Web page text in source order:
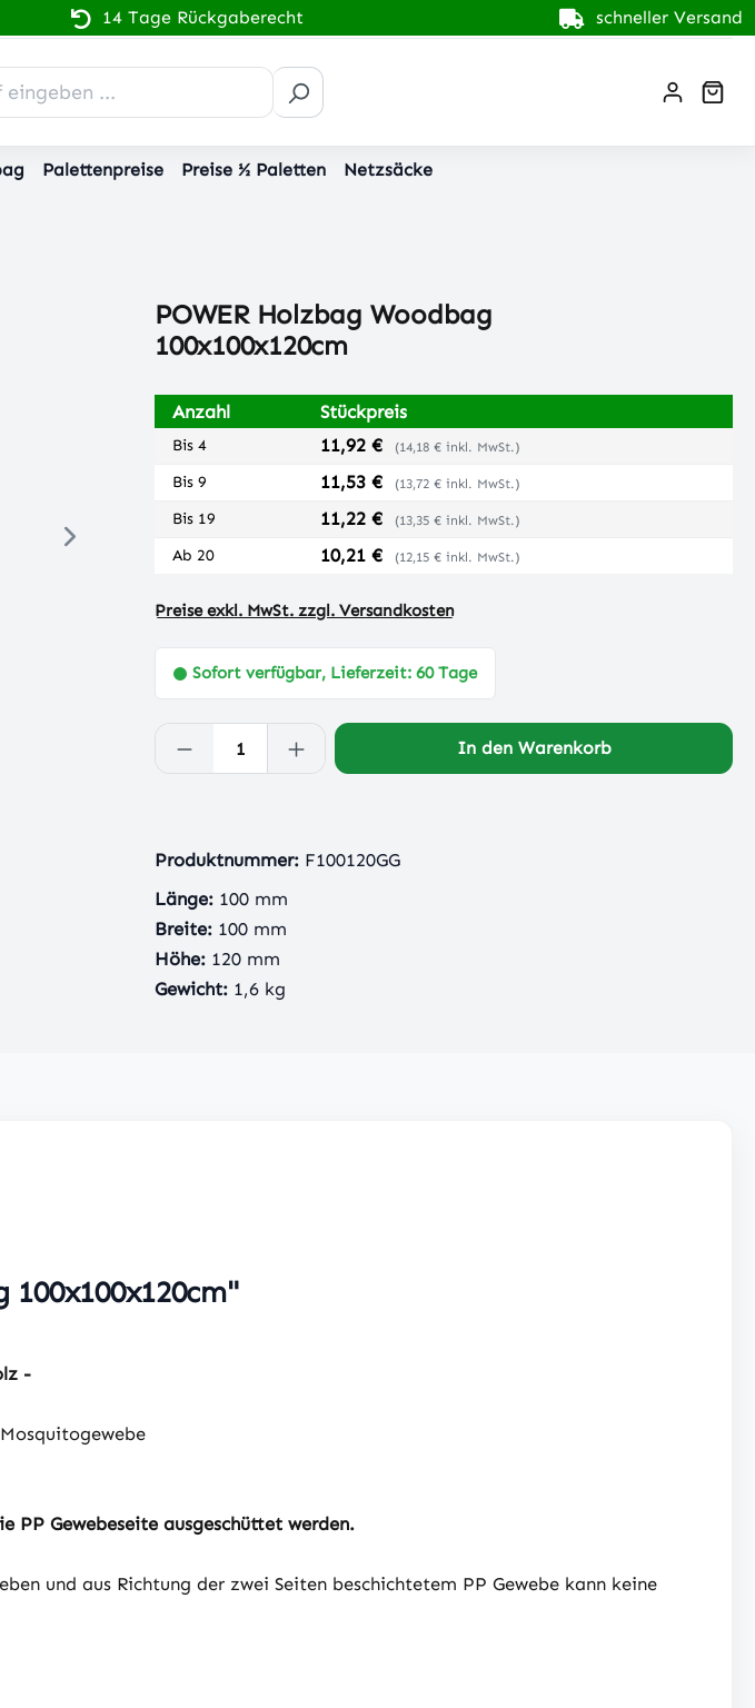
14 Tage Rückgaberecht schneller Versand
Palettenpreise Preise ½ Paletten Netzsäcke
POWER Holzbag Woodbag
100x100x120cm
Anzahl Stückpreis
Bis 4 11,92 € (14,18 € inkl. MwSt.)
Bis 9 11,53 € (13,72 € inkl. MwSt.)
Bis 19 11,22 € (13,35 € inkl. MwSt.)
Ab 20 10,21 € (12,15 € inkl. MwSt.)
Preise exkl. MwSt. zzgl. Versandkosten
Sofort verfügbar, Lieferzeit: 60 Tage
Produkt Anzahl: Gib den gewünschten Wert
In den Warenkorb
Produktnummer: F100120GG
Länge: 100 mm
Breite: 100 mm
Höhe: 120 mm
Gewicht: 1,6 kg
-
PP Gewebeseite ausgeschüttet werden.
und aus Richtung der zwei Seiten beschichtetem PP Gewebe kann keine